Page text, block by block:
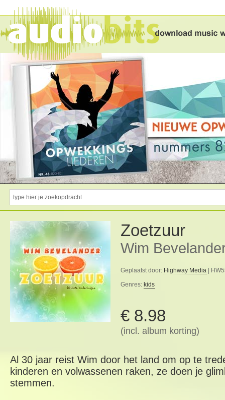
Zoetzuur
Wim
Geplaatst door: Highway Media |
Genres: kids
€ 8.98
(incl. album korting)
Al 30 jaar reist Wim door het land om op te
kinderen en volwassenen raken, ze doen je
stemmen.